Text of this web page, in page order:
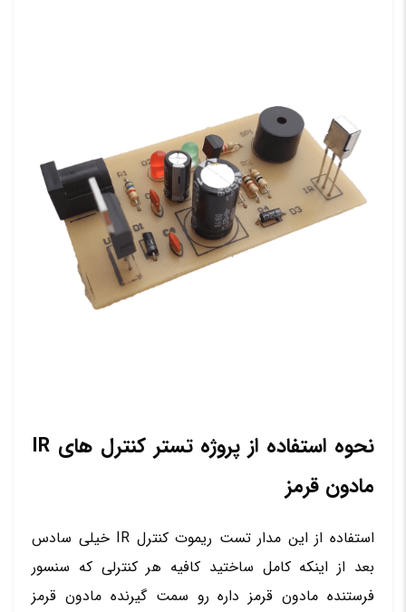
نحوه استفاده از پروژه تستر کنترل های IR
مادون قرمز
استفاده از این مدار تست ریموت کنترل IR خیلی سادس
بعد از اینکه کامل ساختید کافیه هر کنترلی که سنسور
فرستنده مادون قرمز داره رو سمت گیرنده مادون قرمز